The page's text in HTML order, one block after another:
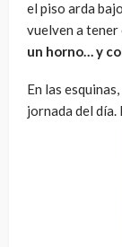
el piso arda
vuelven a tener
un horno… y
En las
jornada del día.